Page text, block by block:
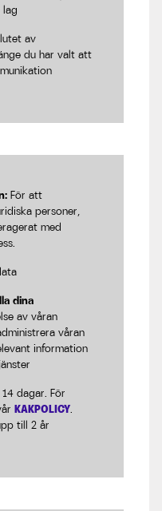
av
du har valt att
För att
personer,
med
dina
av våran
våran
information
14 dagar. För
KAKPOLICY.
till 2 år